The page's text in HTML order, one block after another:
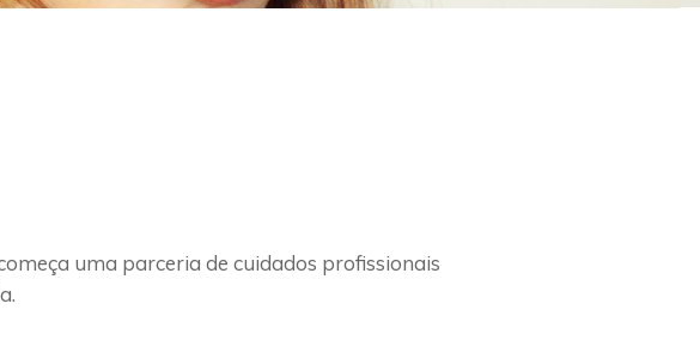
uma parceria de cuidados profissionais